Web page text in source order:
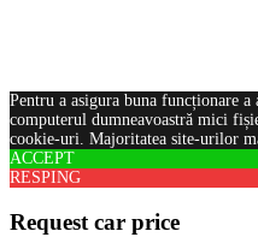
Pentru a asigura buna funcționare
computerul dumneavoastră mici
cookie-uri. Majoritatea site-urilor
ACCEPT
RESPING
Request car price